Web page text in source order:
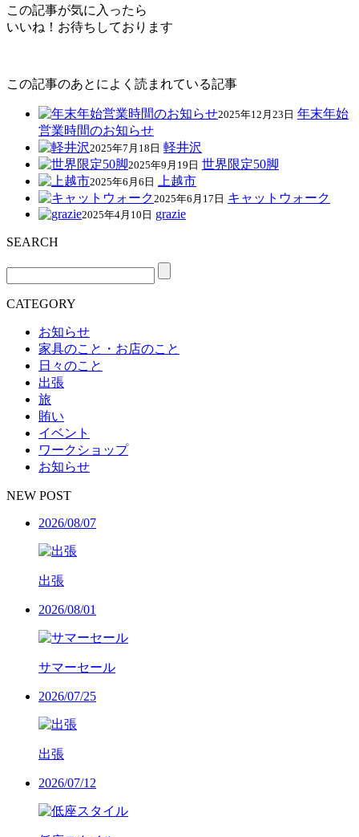
この記事が気に入ったら
いいね！お待ちしております
この記事のあとによく読まれている記事
2025年12月23日 年末年始
営業時間のお知らせ
2025年7月18日 軽井沢
2025年9月19日 世界限定50脚
2025年6月6日 上越市
2025年6月17日 キャットウォーク
2025年4月10日 grazie
SEARCH
CATEGORY
お知らせ
家具のこと・お店のこと
日々のこと
出張
旅
賄い
イベント
ワークショップ
お知らせ
NEW POST
2026/08/07
出張
2026/08/01
サマーセール
2026/07/25
出張
2026/07/12